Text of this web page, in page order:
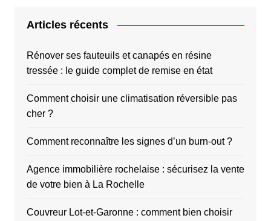
Articles récents
Rénover ses fauteuils et canapés en résine
tressée : le guide complet de remise en état
Comment choisir une climatisation réversible pas
cher ?
Comment reconnaître les signes d’un burn-out ?
Agence immobilière rochelaise : sécurisez la vente
de votre bien à La Rochelle
Couvreur Lot-et-Garonne : comment bien choisir